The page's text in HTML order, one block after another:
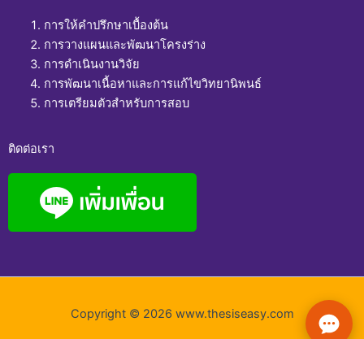
การให้คำปรึกษาเบื้องต้น
การวางแผนและพัฒนาโครงร่าง
การดำเนินงานวิจัย
การพัฒนาเนื้อหาและการแก้ไขวิทยานิพนธ์
การเตรียมตัวสำหรับการสอบ
ติดต่อเรา
Copyright © 2026 www.thesiseasy.com